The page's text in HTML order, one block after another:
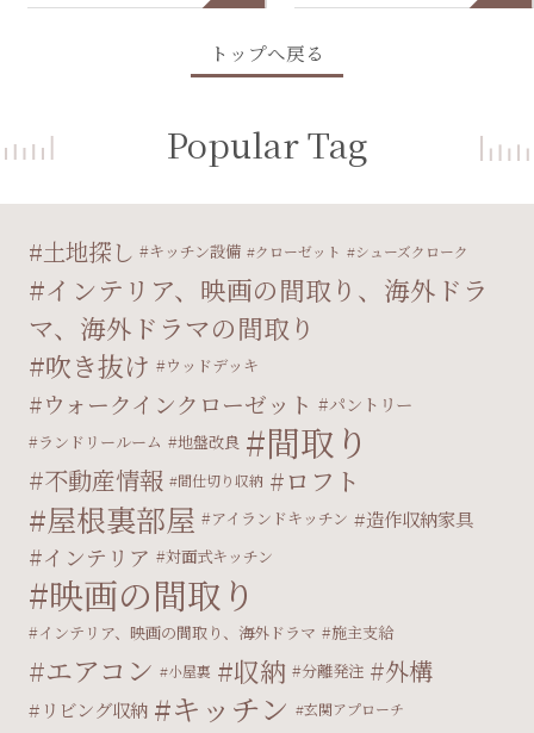
トップへ戻る
Popular Tag
土地探し キッチン設備 クローゼット シューズクローク
インテリア、映画の間取り、海外ドラ
マ、海外ドラマの間取り
吹き抜け
ウッドデッキ
ウォークインクローゼット パントリー
ランドリールーム 地盤改良 間取り
不動産情報 間仕切り収納 ロフト
屋根裏部屋 アイランドキッチン 造作収納家具
インテリア 対面式キッチン
映画の間取り
インテリア、映画の間取り、海外ドラマ 施主支給
エアコン 小屋裏 収納 分離発注 外構
リビング収納 キッチン 玄関アプローチ